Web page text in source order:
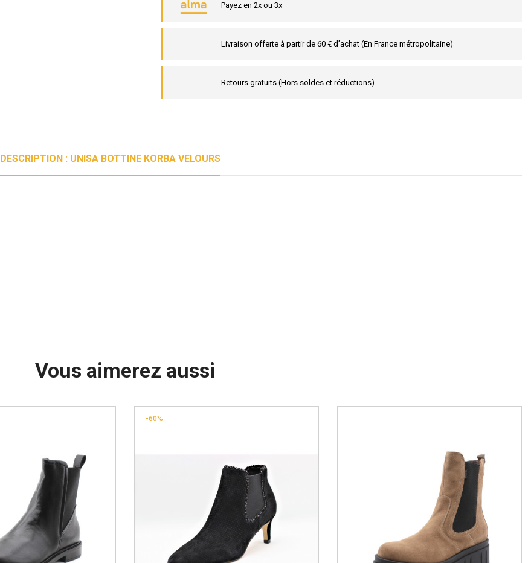
Payez en 2x ou 3x
Livraison offerte à partir de 60 € d’achat (En France métropolitaine)
Retours gratuits (Hors soldes et réductions)
DESCRIPTION : UNISA BOTTINE KORBA VELOURS
Vous aimerez aussi
-60%